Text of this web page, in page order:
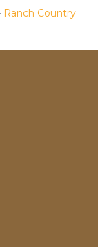
Ranch Country